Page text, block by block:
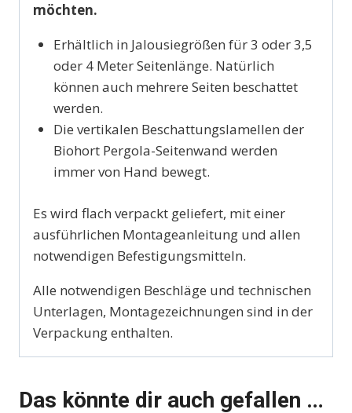
möchten.
Erhältlich in Jalousiegrößen für 3 oder 3,5
oder 4 Meter Seitenlänge. Natürlich
können auch mehrere Seiten beschattet
werden.
Die vertikalen Beschattungslamellen der
Biohort Pergola-Seitenwand werden
immer von Hand bewegt.
Es wird flach verpackt geliefert, mit einer
ausführlichen Montageanleitung und allen
notwendigen Befestigungsmitteln.
Alle notwendigen Beschläge und technischen
Unterlagen, Montagezeichnungen sind in der
Verpackung enthalten.
Das könnte dir auch gefallen …